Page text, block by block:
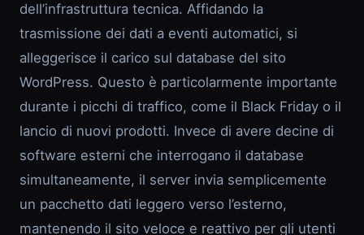
dell’infrastruttura tecnica. Affidando la
trasmissione dei dati a eventi automatici, si
alleggerisce il carico sul database del sito
WordPress. Questo è particolarmente importante
durante i picchi di traffico, come il Black Friday o il
lancio di nuovi prodotti. Invece di avere decine di
software esterni che interrogano il database
simultaneamente, il server invia semplicemente
un pacchetto dati leggero verso l’esterno,
mantenendo il sito veloce e reattivo per gli utenti